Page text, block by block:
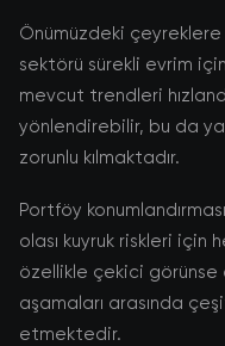
Önümüzdeki çeyreklere
sektörü sürekli evrim
mevcut trendleri
yönlendirebilir, bu da
zorunlu kılmaktadır.
Portföy
olası kuyruk riskleri için
özellikle çekici görünse
aşamaları arasında
etmektedir.